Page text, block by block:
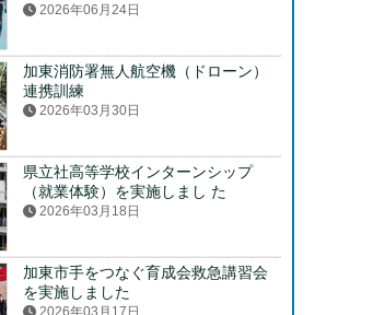
2026年06月24日
加東消防署無人航空機（ドローン）
連携訓練
2026年03月30日
県立社高等学校インターンシップ
（就業体験）を実施しまし た
2026年03月18日
加東市手をつなぐ育成会救急講習会
を実施しました
2026年03月17日